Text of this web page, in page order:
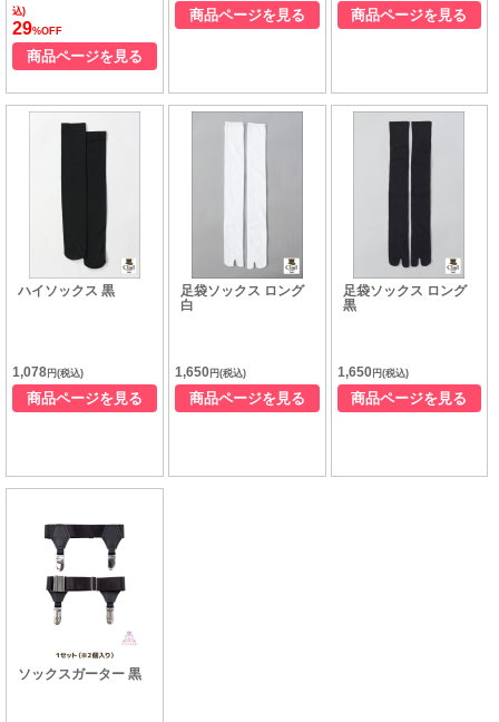
込)
29%OFF
商品ページを見る
商品ページを見る 商品ページを見る
ハイソックス 黒
1,078 円(税込)
商品ページを見る
足袋ソックス ロング
白
1,650円(税込)
商品ページを見る
足袋ソックス ロング
黒
1,650円(税込)
商品ページを見る
ソックスガーター 黒